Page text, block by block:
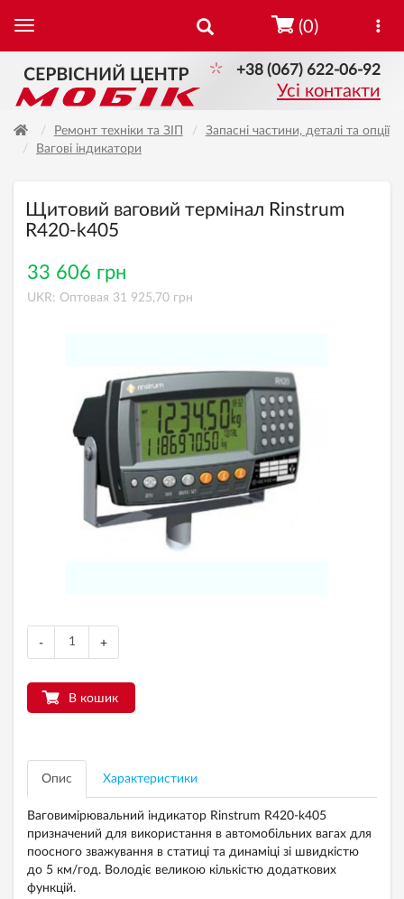
+38 (067) 622-06-92
Усі контакти
(0)
Ремонт техніки та ЗІП
Запасні частини, деталі та опції
Вагові індикатори
Щитовий ваговий термінал Rinstrum
R420-k405
33 606 грн
UKR: Оптовая 31 925,70 грн
- +
В кошик
Опис Характеристики
Ваговимірювальний індикатор Rinstrum R420-k405
призначений для використання в автомобільних вагах для
поосного зважування в статиці та динаміці зі швидкістю
до 5 км/год. Володіє великою кількістю додаткових
функцій.